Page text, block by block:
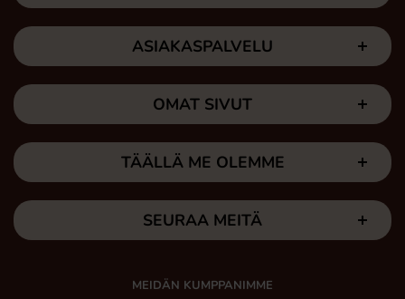
ASIAKASPALVELU
OMAT SIVUT
TÄÄLLÄ ME OLEMME
SEURAA MEITÄ
MEIDÄN KUMPPANIMME